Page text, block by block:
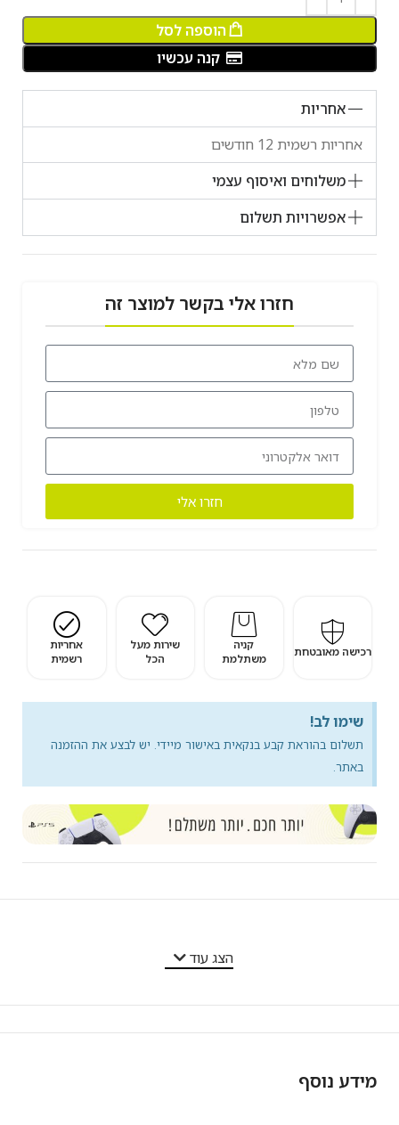
הוספה לסל
קנה עכשיו
אחריות
אחריות רשמית 12 חודשים
משלוחים ואיסוף עצמי
אפשרויות תשלום
חזרו אלי בקשר למוצר זה
חזרו אלי
רכישה מאובטחת
קניה
משתלמת
שירות מעל
הכל
אחריות
רשמית
שימו לב!
תשלום בהוראת קבע בנקאית באישור מיידי. יש לבצע את ההזמנה
באתר.
הצג עוד
מידע נוסף